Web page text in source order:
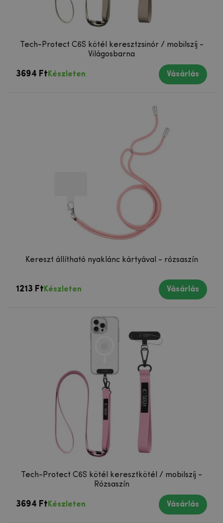
Tech-Protect C6S kötél keresztzsinór / mobilszíj -
Világosbarna
3694 Ft Készleten Vásárlás
Kereszt állítható nyaklánc kártyával - rózsaszín
1213 Ft Készleten Vásárlás
Tech-Protect C6S kötél keresztkötél / mobilszíj -
Rózsaszín
3694 Ft Készleten Vásárlás